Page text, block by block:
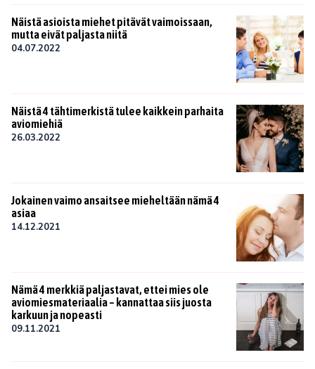
Näistä asioista miehet pitävät vaimoissaan,
mutta eivät paljasta niitä
04.07.2022
Näistä 4 tähtimerkistä tulee kaikkein parhaita
aviomiehiä
26.03.2022
Jokainen vaimo ansaitsee mieheltään nämä 4
asiaa
14.12.2021
Nämä 4 merkkiä paljastavat, ettei mies ole
aviomiesmateriaalia – kannattaa siis juosta
karkuun ja nopeasti
09.11.2021